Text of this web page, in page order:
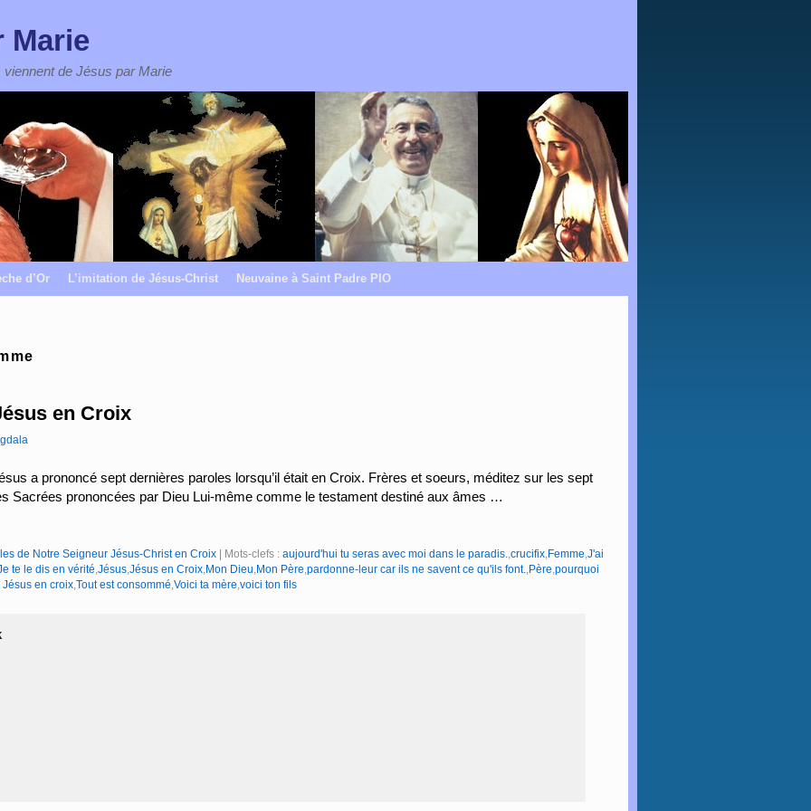
Marie
de Jésus par Marie
d’Or L’imitation de Jésus-Christ Neuvaine à Saint Padre PIO
en Croix
a prononcé sept dernières paroles lorsqu’il était en Croix. Frères et soeurs, méditez sur les sept
Sacrées prononcées par Dieu Lui-même comme le testament destiné aux âmes …
de Notre Seigneur Jésus-Christ en Croix | Mots-clefs : aujourd'hui tu seras avec moi dans le paradis. crucifix Femme J'ai
te le dis en vérité Jésus Jésus en Croix Mon Dieu Mon Père pardonne-leur car ils ne savent ce qu'ils font. Père pourquoi
en croix Tout est consommé Voici ta mère voici ton fils